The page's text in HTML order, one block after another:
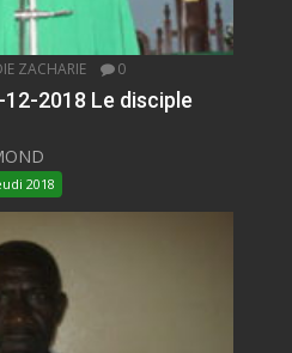
ZACHARIE 0
2018 Le disciple
2018